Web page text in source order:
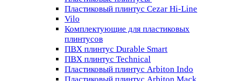
Пластиковый плинтус Cezar Hi-Line
Vilo
Комплектующие для пластиковых
плинтусов
ПВХ плинтус Durable Smart
ПВХ плинтус Technical
Пластиковый плинтус Arbiton Indo